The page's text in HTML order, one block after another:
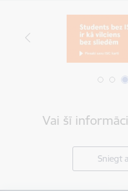
Vai šī
Sniegt